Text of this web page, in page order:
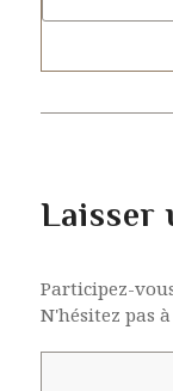
Laisser
Participez-
N'hésitez pas